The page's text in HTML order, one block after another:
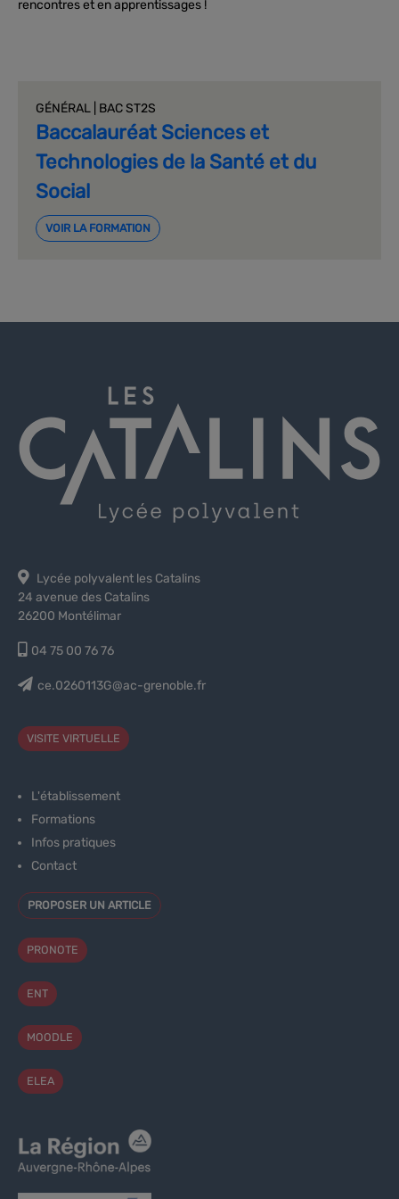
rencontres et en apprentissages !
GÉNÉRAL | BAC ST2S
Baccalauréat Sciences et
Technologies de la Santé et du
Social
VOIR LA FORMATION
Lycée polyvalent les Catalins
24 avenue des Catalins
26200 Montélimar
04 75 00 76 76
ce.0260113G@ac-grenoble.fr
VISITE VIRTUELLE
L'établissement
Formations
Infos pratiques
Contact
PROPOSER UN ARTICLE
PRONOTE
ENT
MOODLE
ELEA